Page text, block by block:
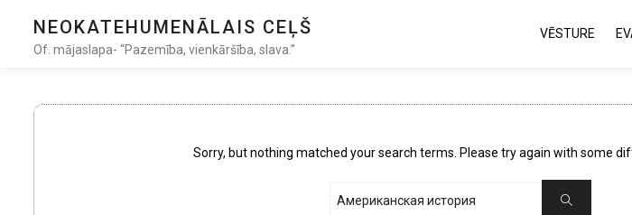
NEOKATEHUMENĀLAIS CEĻŠ
Of. mājaslapa- “Pazemība, vienkāršība, slava.”
VĒSTURE
Sorry, but nothing matched your search terms. Please try again with some
Search